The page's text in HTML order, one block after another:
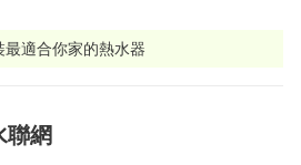
適合你家的熱水器
網